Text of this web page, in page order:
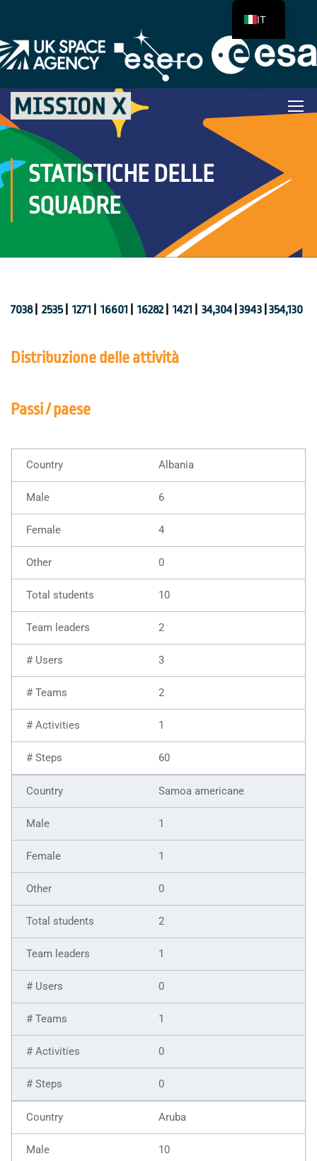
STATISTICHE DELLE
SQUADRE
7038 2535 1271 16601 16282 1421 34,304 3943 354,130
Distribuzione delle attività
Passi / paese
Albania
6
4
0
10
2
3
2
1
60
Samoa americane
1
1
0
2
1
0
1
0
0
Aruba
10
IT